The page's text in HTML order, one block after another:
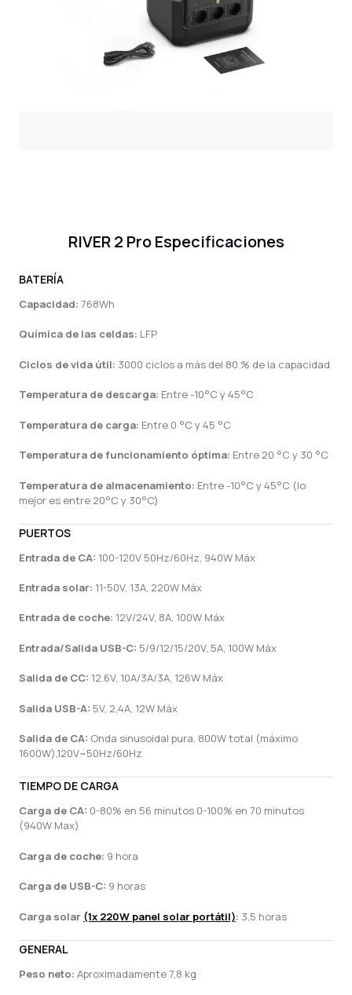
RIVER 2 Pro Especificaciones
BATERÍA
Capacidad: 768Wh
Química de las celdas: LFP
Ciclos de vida útil: 3000 ciclos a más del 80 % de la capacidad
Temperatura de descarga: Entre -10°C y 45°C
Temperatura de carga: Entre 0 °C y 45 °C
Temperatura de funcionamiento óptima: Entre 20 °C y 30 °C
Temperatura de almacenamiento: Entre -10°C y 45°C (lo
mejor es entre 20°C y 30°C)
PUERTOS
Entrada de CA: 100-120V 50Hz/60Hz, 940W Máx
Entrada solar: 11-50V, 13A, 220W Máx
Entrada de coche: 12V/24V, 8A, 100W Máx
Entrada/Salida USB-C: 5/9/12/15/20V, 5A, 100W Máx
Salida de CC: 12.6V, 10A/3A/3A, 126W Máx
Salida USB-A: 5V, 2,4A, 12W Máx
Salida de CA: Onda sinusoidal pura, 800W total (máximo
1600W),120V~50Hz/60Hz
TIEMPO DE CARGA
Carga de CA: 0-80% en 56 minutos 0-100% en 70 minutos
(940W Max)
Carga de coche: 9 hora
Carga de USB-C: 9 horas
Carga solar (1x 220W panel solar portátil): 3,5 horas
GENERAL
Peso neto: Aproximadamente 7,8 kg